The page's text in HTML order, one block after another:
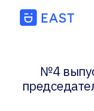
№4